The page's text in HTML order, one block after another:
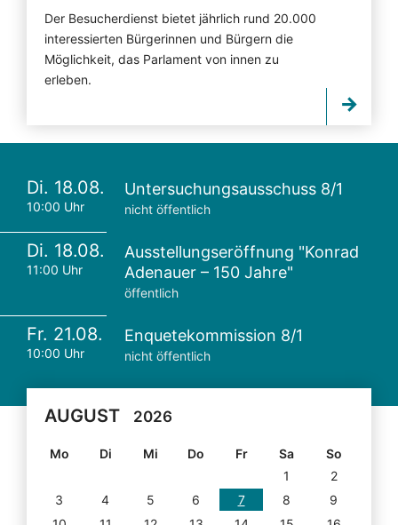
Der Besucherdienst bietet jährlich rund 20.000
interessierten Bürgerinnen und Bürgern die
Möglichkeit, das Parlament von innen zu
erleben.
Di. 18.08.
10:00 Uhr
Untersuchungsausschuss 8/1
nicht öffentlich
Di. 18.08.
11:00 Uhr
Ausstellungseröffnung "Konrad
Adenauer – 150 Jahre"
öffentlich
Fr. 21.08.
10:00 Uhr
Enquetekommission 8/1
nicht öffentlich
AUGUST 2026
Mo Di Mi Do Fr Sa
So
1
2
3
4 5 6 7 8
9